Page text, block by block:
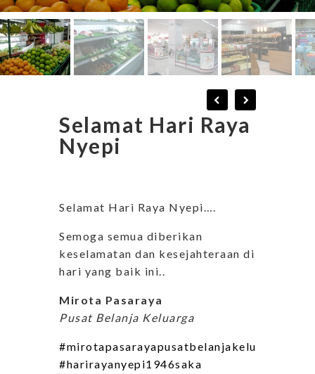
Selamat Hari Raya
Nyepi
Selamat Hari Raya Nyepi….
Semoga semua diberikan
keselamatan dan kesejahteraan di
hari yang baik ini..
Mirota Pasaraya
Pusat Belanja Keluarga
#mirotapasarayapusatbelanjakeluarga
#harirayanyepi1946saka